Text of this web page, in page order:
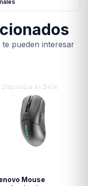
te pueden interesar
Disponible en 24hs
Mouse